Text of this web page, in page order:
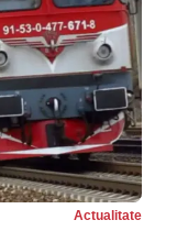
Actualitate